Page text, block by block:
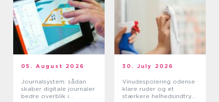
05. August 2026
Journalsystem: sådan
skaber digitale journaler
bedre overblik i
30. July 2026
Vinudespolering odense
klare ruder og et
stærkere helhedsindtryk